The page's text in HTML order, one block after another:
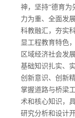
神，坚持“德育为
力为重、全面发
科教融汇，夯实
显工程教育特色
区域经济社会发
基础知识扎实、
创新意识、创新
掌握道路与桥梁
术和核心知识，
研究分析和设计